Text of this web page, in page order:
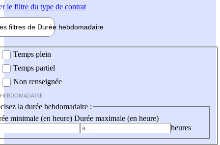
le filtre du type de contrat
filtres de Durée hebdomadaire
Temps plein
Temps partiel
Non renseignée
la durée hebdomadaire :
minimale (en heure) Durée maximale (en heure)
heures